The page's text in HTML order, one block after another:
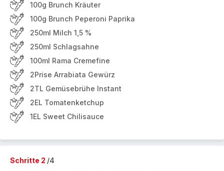
100g Brunch Kräuter
100g Brunch Peperoni Paprika
250ml Milch 1,5 %
250ml Schlagsahne
100ml Rama Cremefine
2Prise Arrabiata Gewürz
2TL Gemüsebrühe Instant
2EL Tomatenketchup
1EL Sweet Chilisauce
Schritte 2 /4